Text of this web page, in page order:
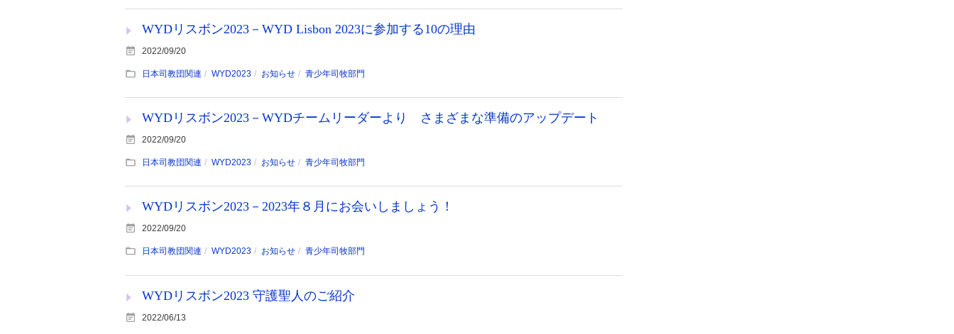
WYDリスボン2023－WYD Lisbon 2023に参加する10の理由
2022/09/20
日本司教団関連 WYD2023 お知らせ 青少年司牧部門
WYDリスボン2023－WYDチームリーダーより さまざまな準備のアップデート
2022/09/20
日本司教団関連 WYD2023 お知らせ 青少年司牧部門
WYDリスボン2023－2023年８月にお会いしましょう！
2022/09/20
日本司教団関連 WYD2023 お知らせ 青少年司牧部門
WYDリスボン2023 守護聖人のご紹介
2022/06/13